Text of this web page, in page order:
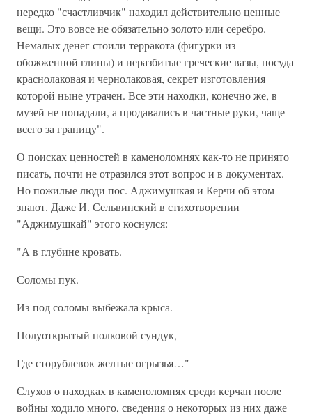
нередко "счастливчик" находил действительно ценные
вещи. Это вовсе не обязательно золото или серебро.
Немалых денег стоили терракота (фигурки из
обожженной глины) и неразбитые греческие вазы, посуда
краснолаковая и чернолаковая, секрет изготовления
которой ныне утрачен. Все эти находки, конечно же, в
музей не попадали, а продавались в частные руки, чаще
всего за границу".
О поисках ценностей в каменоломнях как-то не принято
писать, почти не отразился этот вопрос и в документах.
Но пожилые люди пос. Аджимушкая и Керчи об этом
знают. Даже И. Сельвинский в стихотворении
"Аджимушкай" этого коснулся:
"А в глубине кровать.
Соломы пук.
Из-под соломы выбежала крыса.
Полуоткрытый полковой сундук,
Где сторублевок желтые огрызья…"
Слухов о находках в каменоломнях среди керчан после
войны ходило много, сведения о некоторых из них даже